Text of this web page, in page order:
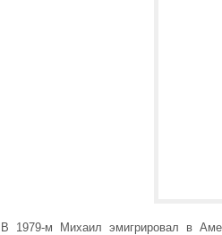
В 1979-м Михаил эмигрировал в